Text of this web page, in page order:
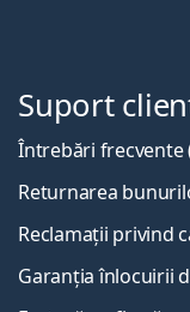
Suport
Întrebări frecvente
Returnarea
Reclamații privind
Garanția înlocuirii